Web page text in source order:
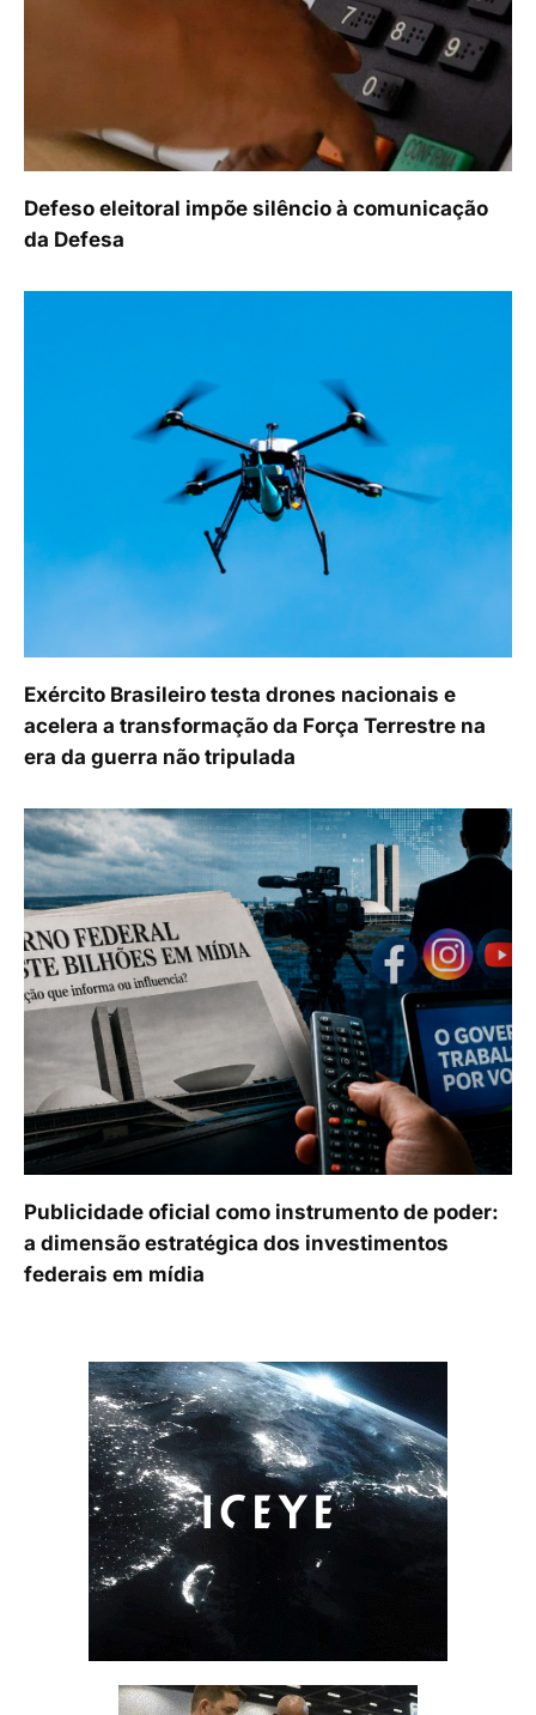
Defeso eleitoral impõe silêncio à comunicação
da Defesa
Exército Brasileiro testa drones nacionais e
acelera a transformação da Força Terrestre na
era da guerra não tripulada
Publicidade oficial como instrumento de poder:
a dimensão estratégica dos investimentos
federais em mídia